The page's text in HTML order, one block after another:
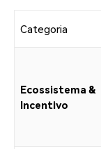
Categoria
Ecossistema &
Incentivo